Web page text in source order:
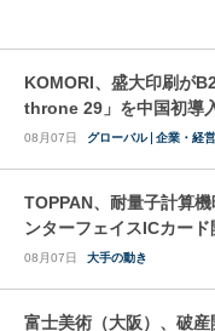
KOMORI、盛大印刷が
throne 29」を中国初導
08月07日 グローバル 企業・経営
TOPPAN、耐量子計算
ンターフェイスICカード
08月07日 大手の動き
富士美術（大阪）、破